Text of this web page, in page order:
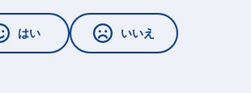
はい いいえ